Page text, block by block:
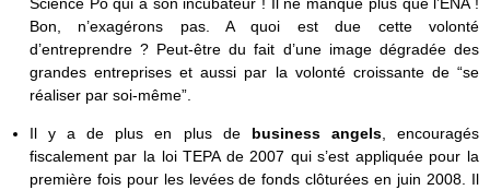
Science Po qui a son incubateur ! Il ne manque plus que l’ENA !
Bon, n’exagérons pas. A quoi est due cette volonté
d’entreprendre ? Peut-être du fait d’une image dégradée des
grandes entreprises et aussi par la volonté croissante de “se
réaliser par soi-même”.
Il y a de plus en plus de business angels, encouragés
fiscalement par la loi TEPA de 2007 qui s’est appliquée pour la
première fois pour les levées de fonds clôturées en juin 2008. Il